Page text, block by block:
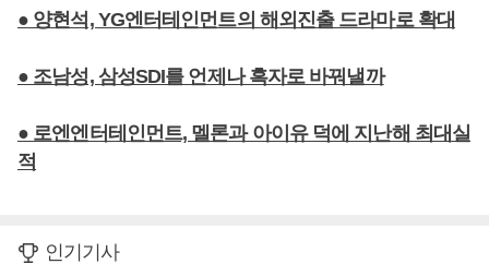
● 양현석, YG엔터테인먼트의 해외진출 드라마로 확대
● 조남성, 삼성SDI를 언제나 흑자로 바꿔낼까
● 로엔엔터테인먼트, 멜론과 아이유 덕에 지난해 최대실
적
인기기사